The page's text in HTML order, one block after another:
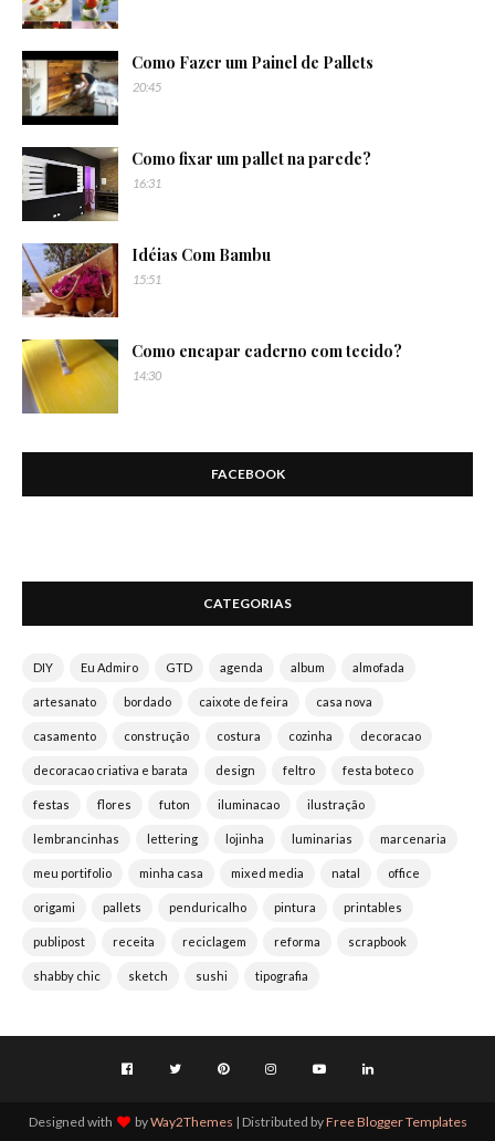
Como Fazer um Painel de Pallets
20:45
Como fixar um pallet na parede?
16:31
Idéias Com Bambu
15:51
Como encapar caderno com tecido?
14:30
FACEBOOK
CATEGORIAS
DIY Eu Admiro GTD agenda album almofada
artesanato bordado caixote de feira casa nova
casamento construção costura cozinha decoracao
decoracao criativa e barata design feltro festa boteco
festas flores futon iluminacao ilustração
lembrancinhas lettering lojinha luminarias marcenaria
meu portifolio minha casa mixed media natal office
origami pallets penduricalho pintura printables
publipost receita reciclagem reforma scrapbook
shabby chic sketch sushi tipografia
Designed with byWay2Themes | Distributed byFree Blogger Templates